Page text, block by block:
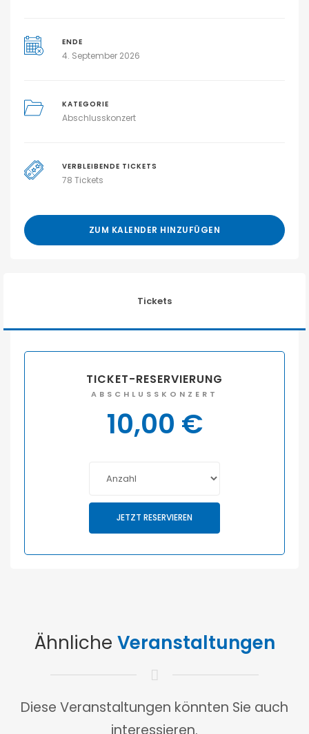
ENDE
4. September 2026
KATEGORIE
Abschlusskonzert
VERBLEIBENDE TICKETS
78 Tickets
ZUM KALENDER HINZUFÜGEN
Tickets
TICKET-RESERVIERUNG
ABSCHLUSSKONZERT
10,00 €
JETZT RESERVIEREN
Ähnliche Veranstaltungen
Diese Veranstaltungen könnten Sie auch
interessieren.